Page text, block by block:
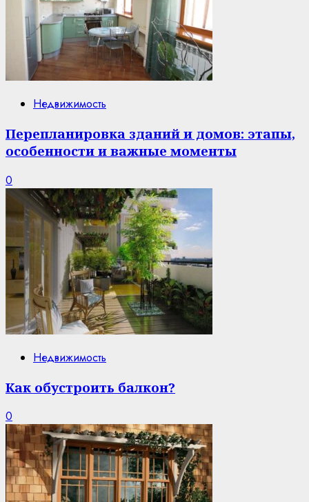
Недвижимость
Перепланировка зданий и домов: этапы,
особенности и важные моменты
0
Недвижимость
Как обустроить балкон?
0